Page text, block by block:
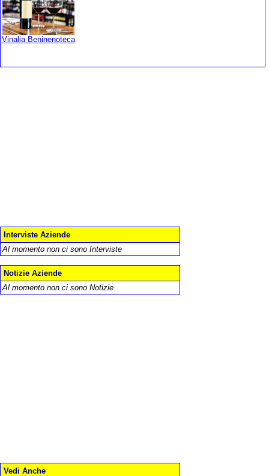
Vinalia Beninenoteca
Interviste Aziende
Al momento non ci sono Interviste
Notizie Aziende
Al momento non ci sono Notizie
Vedi Anche